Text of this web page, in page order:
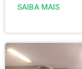
SAIBA MAIS